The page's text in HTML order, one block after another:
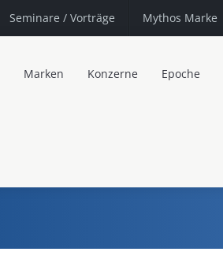
Seminare / Vorträge Mythos Marke
Marken Konzerne Epoche